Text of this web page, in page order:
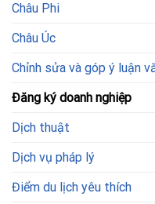
Châu Phi
Châu Úc
Chỉnh sửa và góp ý luận
Đăng ký doanh nghiệp
Dịch thuật
Dịch vụ pháp lý
Điểm du lịch yêu thích